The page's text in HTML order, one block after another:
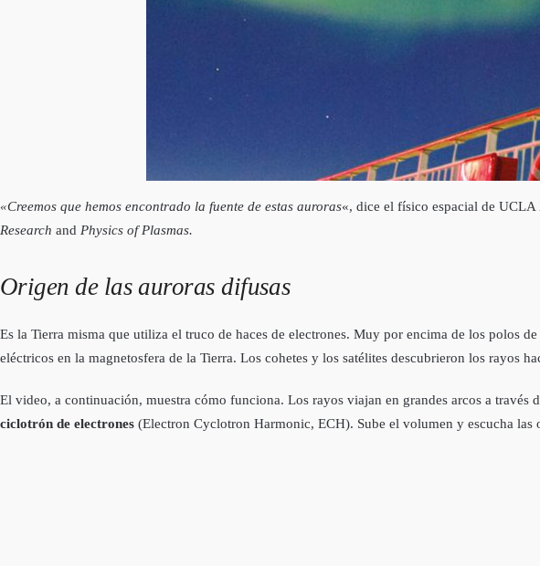
«Creemos que hemos encontrado la fuente de estas auroras«, dice el físico espacial de
Research and Physics of Plasmas.
Origen de las auroras difusas
Es la Tierra misma que utiliza el truco de haces de electrones. Muy por encima de los polos
eléctricos en la magnetosfera de la Tierra. Los cohetes y los satélites descubrieron los rayos
El video, a continuación, muestra cómo funciona. Los rayos viajan en grandes arcos a través
ciclotrón de electrones (Electron Cyclotron Harmonic, ECH). Sube el volumen y escucha las